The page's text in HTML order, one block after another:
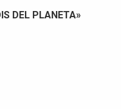
DEL PLANETA»